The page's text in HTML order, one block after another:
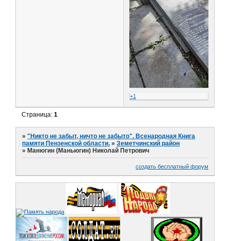
+1
Страница:1
»"Никто не забыт, ничто не забыто". Всенародная Книга
памяти Пензенской области. »Земетчинский район
»Манюгин (Маньюгин) Николай Петрович
создать бесплатный форум